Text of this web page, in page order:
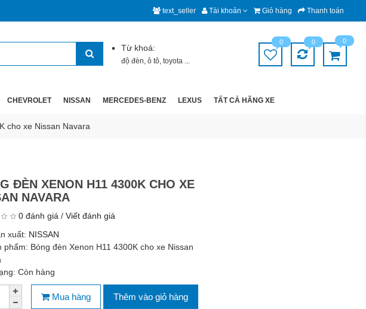
text_seller Tài khoản Giỏ hàng Thanh toán
Từ khoá:
độ đèn,ô tô,toyota ...
0 0 0
CHEVROLET NISSAN MERCEDES-BENZ LEXUS TẤT CẢ HÃNG XE
cho xe Nissan Navara
ĐÈN XENON H11 4300K CHO XE
NAVARA
0 đánh giá / Viết đánh giá
xuất: NISSAN
phẩm: Bóng đèn Xenon H11 4300K cho xe Nissan
Còn hàng
Mua hàng Thêm vào giỏ hàng